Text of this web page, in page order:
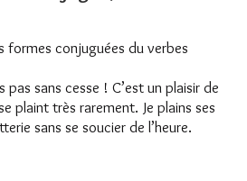
formes conjuguées du verbes
pas sans cesse ! C’est un plaisir de
plaint très rarement. Je plains ses
sans se soucier de l’heure.